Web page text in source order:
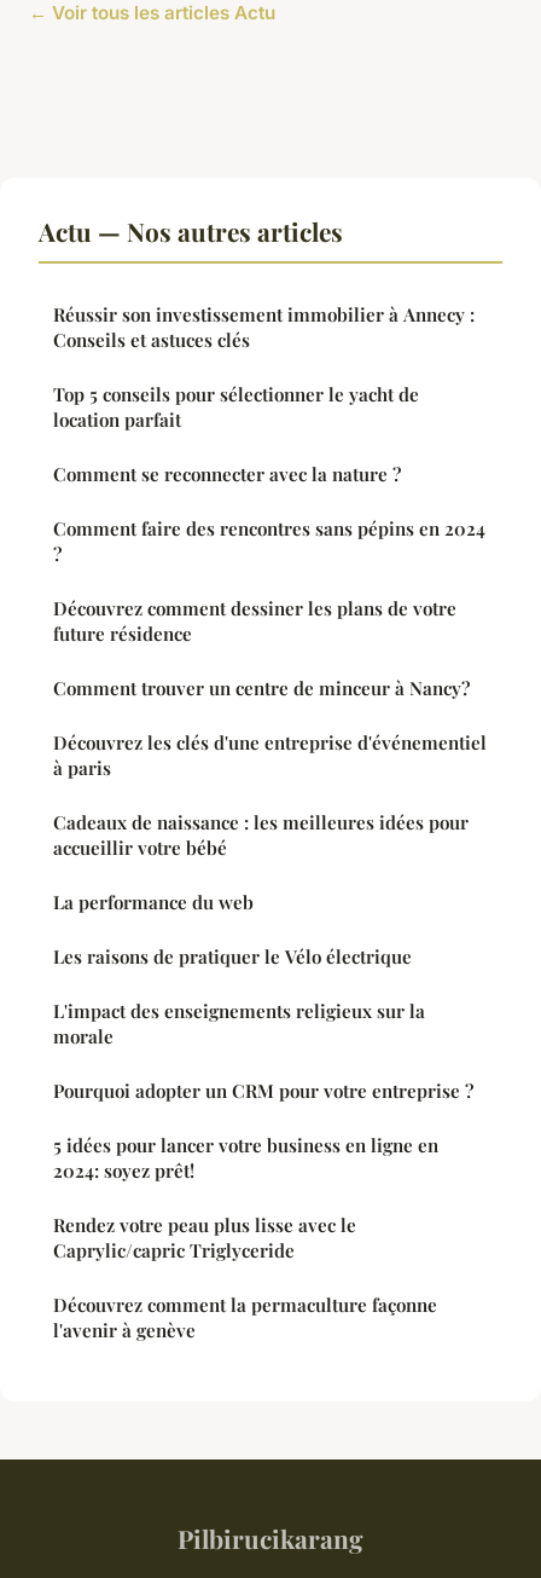
← Voir tous les articles Actu
Actu — Nos autres articles
Réussir son investissement immobilier à Annecy :
Conseils et astuces clés
Top 5 conseils pour sélectionner le yacht de
location parfait
Comment se reconnecter avec la nature ?
Comment faire des rencontres sans pépins en 2024
?
Découvrez comment dessiner les plans de votre
future résidence
Comment trouver un centre de minceur à Nancy?
Découvrez les clés d'une entreprise d'événementiel
à paris
Cadeaux de naissance : les meilleures idées pour
accueillir votre bébé
La performance du web
Les raisons de pratiquer le Vélo électrique
L'impact des enseignements religieux sur la
morale
Pourquoi adopter un CRM pour votre entreprise ?
5 idées pour lancer votre business en ligne en
2024: soyez prêt!
Rendez votre peau plus lisse avec le
Caprylic/capric Triglyceride
Découvrez comment la permaculture façonne
l'avenir à genève
Pilbirucikarang